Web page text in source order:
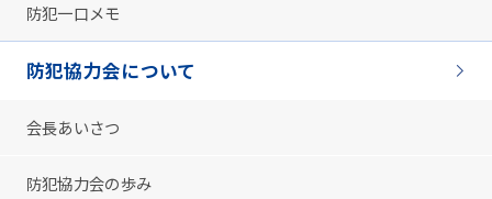
防犯一口メモ
防犯協力会について
会長あいさつ
防犯協力会の歩み